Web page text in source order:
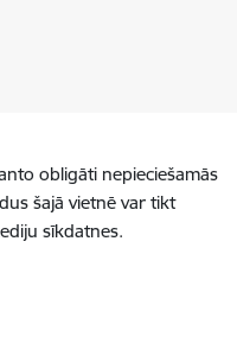
obligāti nepieciešamās
šajā vietnē var tikt
sīkdatnes.